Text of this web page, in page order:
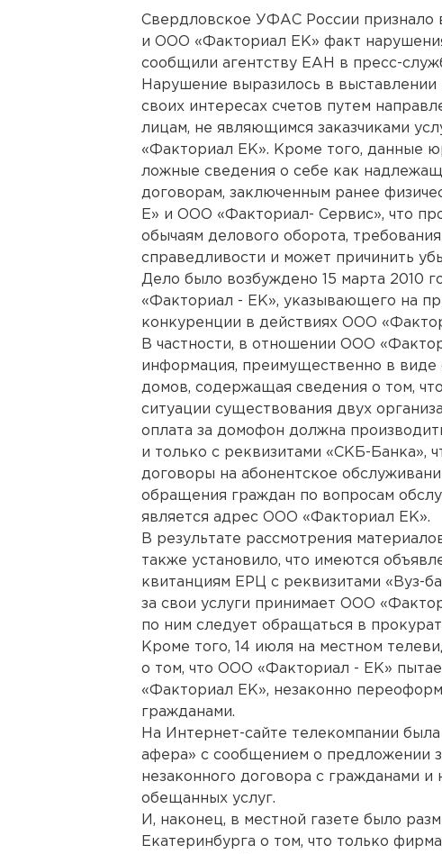
Свердловское УФАС России
и ООО «Факториал ЕК» факт
сообщили агентству ЕАН в пресс-
Нарушение выразилось в
своих интересах счетов путем
лицам, не являющимся заказчиками
«Факториал ЕК». Кроме того, данные
ложные сведения о себе как
договорам, заключенным ранее
Е» и ООО «Факториал- Сервис», что
обычаям делового оборота,
справедливости и может причинить
Дело было возбуждено 15 марта 2010
«Факториал - ЕК», указывающего на
конкуренции в действиях ООО
В частности, в отношении ООО
информация, преимущественно в виде
домов, содержащая сведения о том,
ситуации существования двух
оплата за домофон должна
и только с реквизитами «СКБ-Банка»,
договоры на абонентское
обращения граждан по вопросам
является адрес ООО «Факториал ЕК».
В результате рассмотрения
также установило, что имеются
квитанциям ЕРЦ с реквизитами «Вуз-
за свои услуги принимает ООО
по ним следует обращаться в
Кроме того, 14 июля на местном
о том, что ООО «Факториал - ЕК»
«Факториал ЕК», незаконно
гражданами.
На Интернет-сайте телекомпании
афера» с сообщением о предложении
незаконного договора с гражданами
обещанных услуг.
И, наконец, в местной газете было
Екатеринбурга о том, что только